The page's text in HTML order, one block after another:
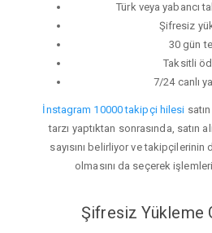
Türk veya yabancı
Şifresiz
30 gün
Taksitli
7/24 canlı
İnstagram 10000 takipçi hilesi
tarzı yaptıktan sonrasında, satın
sayısını belirliyor ve takipçilerinin
olmasını da seçerek
Şifresiz Yükleme